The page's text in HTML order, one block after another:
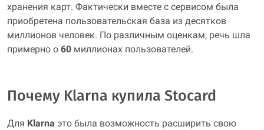
хранения карт. Фактически вместе с сервисом была
приобретена пользовательская база из десятков
миллионов человек. По различным оценкам, речь шла
примерно о 60 миллионах пользователей.
Почему Klarna купила Stocard
Для Klarna это была возможность расширить свою